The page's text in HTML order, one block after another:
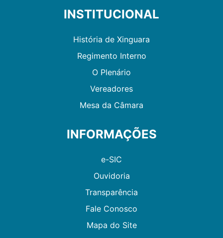
INSTITUCIONAL
História de Xinguara
Regimento Interno
O Plenário
Vereadores
Mesa da Câmara
INFORMAÇÕES
e-SIC
Ouvidoria
Transparência
Fale Conosco
Mapa do Site